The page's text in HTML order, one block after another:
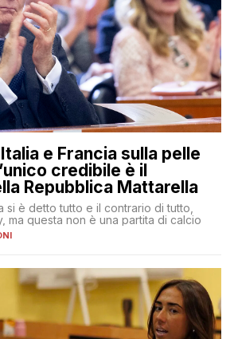
e Francia sulla pelle
credibile è il
Repubblica Mattarella
si è detto tutto e il contrario di tutto,
ma questa non è una partita di calcio